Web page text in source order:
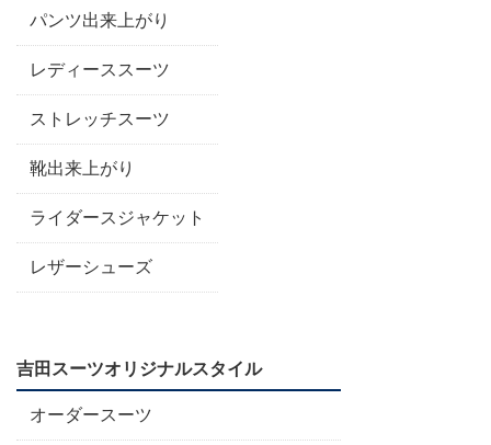
パンツ出来上がり
レディーススーツ
ストレッチスーツ
靴出来上がり
ライダースジャケット
レザーシューズ
吉田スーツオリジナルスタイル
オーダースーツ